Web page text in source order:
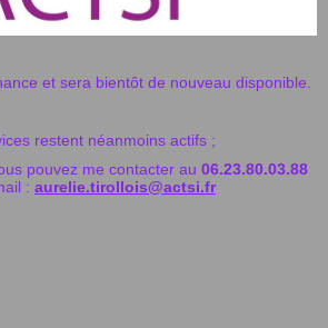
et sera bientôt de nouveau disponible.
restent néanmoins actifs ;
pouvez me contacter au 06.23.80.03.88
: aurelie.tirollois@actsi.fr